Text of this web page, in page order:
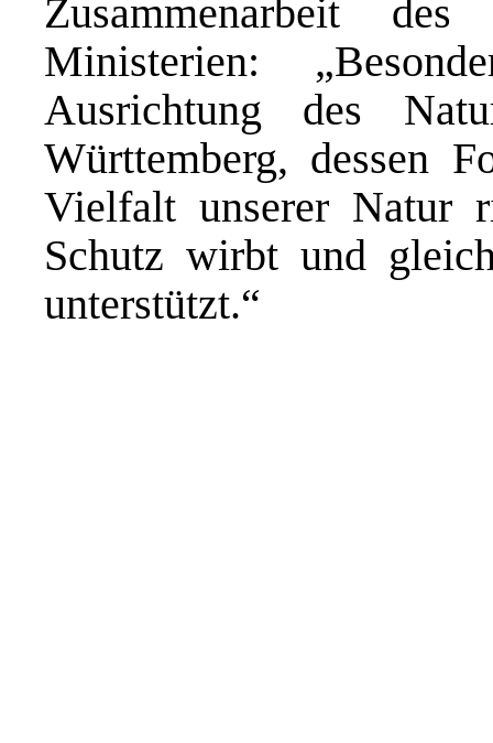
Zusammenarbeit
Ministerien:
Ausrichtung des
Württemberg, dessen
Vielfalt unserer Natur
Schutz wirbt und
unterstützt.“